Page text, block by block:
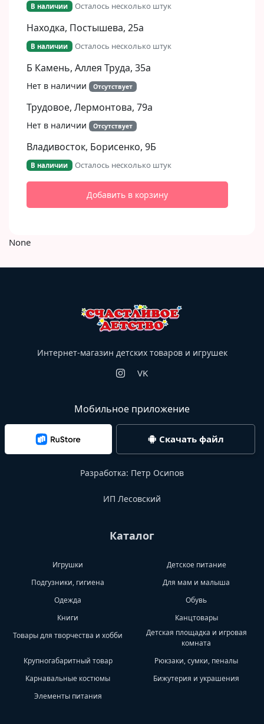
В наличии Осталось несколько штук
Находка, Постышева, 25а
В наличии Осталось несколько штук
Б Камень, Аллея Труда, 35а
Нет в наличии Отсутствует
Трудовое, Лермонтова, 79а
Нет в наличии Отсутствует
Владивосток, Борисенко, 9Б​
В наличии Осталось несколько штук
Добавить в корзину
None
Интернет-магазин детских товаров и игрушек
VK
Мобильное приложение
Скачать файл
Разработка: Петр Осипов
ИП Лесовский
Каталог
Игрушки
Детское питание
Подгузники, гигиена
Для мам и малыша
Одежда
Обувь
Книги
Канцтовары
Товары для творчества и хобби
Детская площадка и игровая
комната
Крупногабаритный товар
Рюкзаки, сумки, пеналы
Карнавальные костюмы
Бижутерия и украшения
Элементы питания